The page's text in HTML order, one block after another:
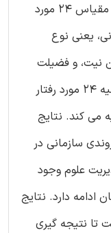
گسترده در پیشینه تحقیق استفاده شد. مقیاس 24 مورد
یعنی نوع
نیت، و فضیلت
مدنی را اندازه گیری می کند. میانگین کلیه 24 مورد رفتار
می کند. نتایج
سازمانی در
علوم وجود
ادامه دارد. نتایج
تا نتیجه گیری